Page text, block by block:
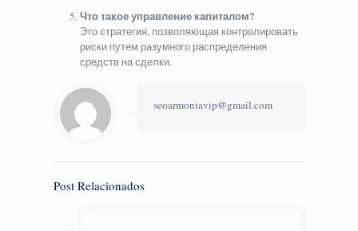
Что такое управление капиталом?
Это стратегия, позволяющая контролировать
риски путем разумного распределения
средств на сделки.
seoarmoniavip@gmail.com
Post Relacionados